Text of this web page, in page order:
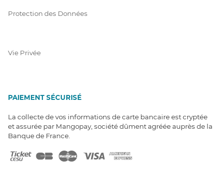
Protection des Données
Vie Privée
PAIEMENT SÉCURISÉ
La collecte de vos informations de carte bancaire est cryptée
et assurée par Mangopay, société dûment agréée auprès de la
Banque de France.